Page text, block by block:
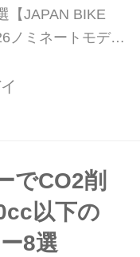
【JAPAN BIKE
ノミネートモデル
者がその年の人
ルを決める恒例企
はハガキやメー
。投票いただく
たる抽選にも参
でCO2削
以下の
8選